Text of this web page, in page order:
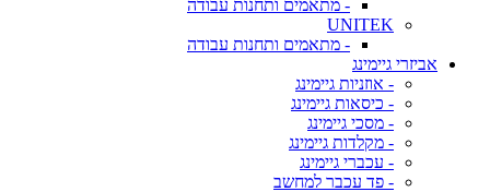
- מתאמים ותחנות עבודה
UNITEK
- מתאמים ותחנות עבודה
אביזרי גיימינג
- אוזניות גיימינג
- כיסאות גיימינג
- מסכי גיימינג
- מקלדות גיימינג
- עכברי גיימינג
- פד עכבר למחשב